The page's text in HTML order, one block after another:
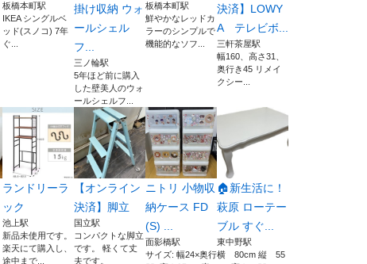
板橋本町駅
IKEA シングルベ
ッド(スノコ) 7年
ぐ...
掛け収納 ウォ
ールシェル
フ...
三ノ輪駅
5年ほど前に購入
した壁美人のウォ
ールシェルフ...
板橋本町駅
鮮やかなレッドカ
ラーのシンプルで
機能的なソフ...
決済】LOWY
A テレビボ...
三軒茶屋駅
幅160、高さ31、
奥行き45 リメイ
クシー...
ランドリーラ
ック
池上駅
新品未使用です。
楽天にて購入し、
途中まで...
【オンライン
決済】脚立
国立駅
コンパクトな脚立
です。 軽くて丈
夫です。
ニトリ 小物収
納ケース FD
(S) ...
面影橋駅
サイズ: 幅24×奥行
🏠新生活に！
萩原 ローテー
ブル すぐ...
東中野駅
横 80cm 縦 55